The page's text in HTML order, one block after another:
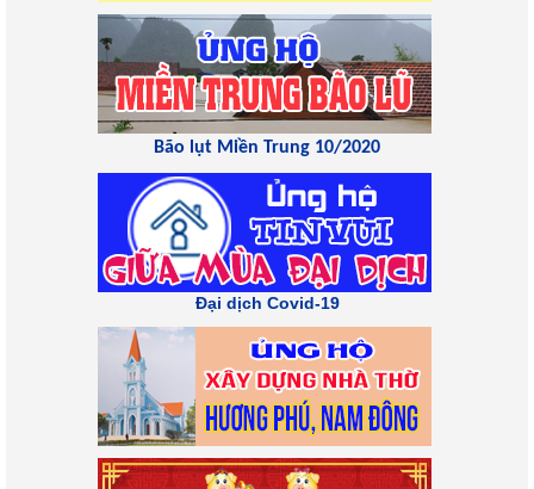
Bão lụt Miền Trung 10/2020
Đại dịch Covid-19